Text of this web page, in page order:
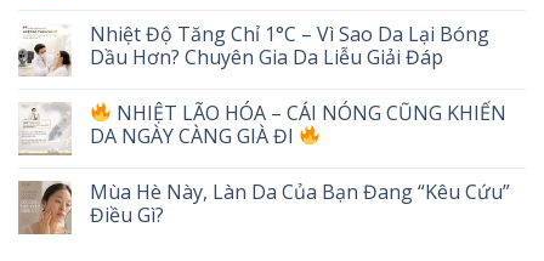
Nhiệt Độ Tăng Chỉ 1°C – Vì Sao Da Lại Bóng
Dầu Hơn? Chuyên Gia Da Liễu Giải Đáp
NHIỆT LÃO HÓA – CÁI NÓNG CŨNG KHIẾN
DA NGÀY CÀNG GIÀ ĐI
Mùa Hè Này, Làn Da Của Bạn Đang “Kêu Cứu”
Điều Gì?